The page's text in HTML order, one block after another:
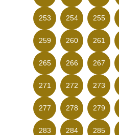
253 254 255
259 260 261
265 266 267
271 272 273
277 278 279
283 284 285